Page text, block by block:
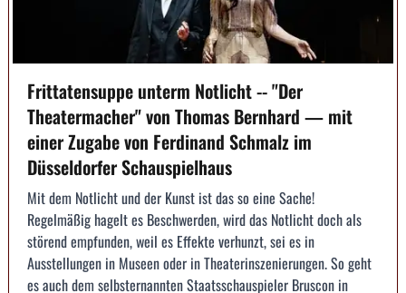
Frittatensuppe unterm Notlicht -- "Der
Theatermacher" von Thomas Bernhard — mit
einer Zugabe von Ferdinand Schmalz im
Düsseldorfer Schauspielhaus
Mit dem Notlicht und der Kunst ist das so eine Sache!
Regelmäßig hagelt es Beschwerden, wird das Notlicht doch als
störend empfunden, weil es Effekte verhunzt, sei es in
Ausstellungen in Museen oder in Theaterinszenierungen. So geht
es auch dem selbsternannten Staatsschauspieler Bruscon in